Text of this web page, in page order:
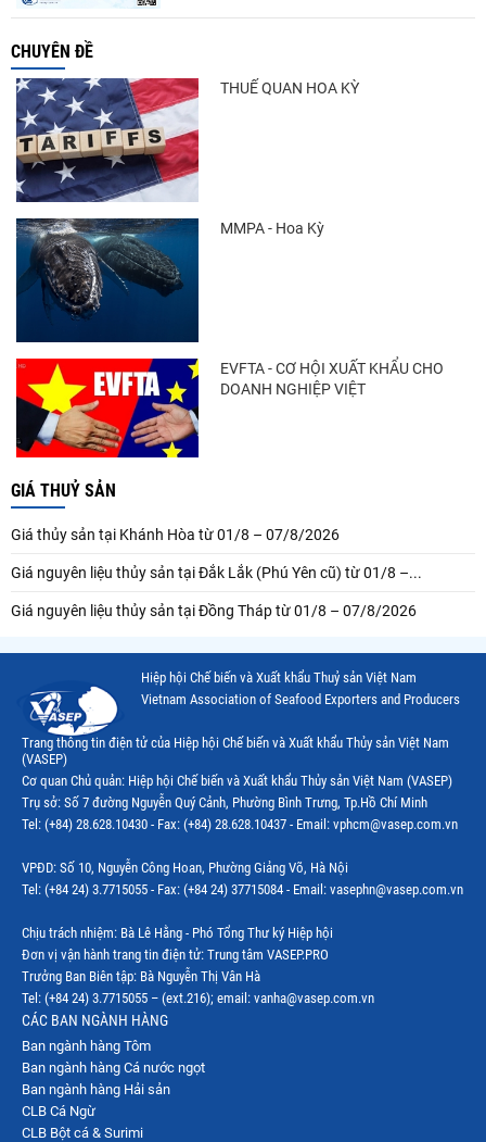
CHUYÊN ĐỀ
THUẾ QUAN HOA KỲ
MMPA - Hoa Kỳ
EVFTA - CƠ HỘI XUẤT KHẨU CHO
DOANH NGHIỆP VIỆT
GIÁ THUỶ SẢN
Giá thủy sản tại Khánh Hòa từ 01/8 – 07/8/2026
Giá nguyên liệu thủy sản tại Đắk Lắk (Phú Yên cũ) từ 01/8 –...
Giá nguyên liệu thủy sản tại Đồng Tháp từ 01/8 – 07/8/2026
Hiệp hội Chế biến và Xuất khẩu Thuỷ sản Việt Nam
Vietnam Association of Seafood Exporters and Producers
Trang thông tin điện tử của Hiệp hội Chế biến và Xuất khẩu Thủy sản Việt Nam
(VASEP)
Cơ quan Chủ quản: Hiệp hội Chế biến và Xuất khẩu Thủy sản Việt Nam (VASEP)
Trụ sở: Số 7 đường Nguyễn Quý Cảnh, Phường Bình Trưng, Tp.Hồ Chí Minh
Tel: (+84) 28.628.10430 - Fax: (+84) 28.628.10437 - Email: vphcm@vasep.com.vn
VPĐD: Số 10, Nguyễn Công Hoan, Phường Giảng Võ, Hà Nội
Tel: (+84 24) 3.7715055 - Fax: (+84 24) 37715084 - Email: vasephn@vasep.com.vn
Chịu trách nhiệm: Bà Lê Hằng - Phó Tổng Thư ký Hiệp hội
Đơn vị vận hành trang tin điện tử: Trung tâm VASEP.PRO
Trưởng Ban Biên tập: Bà Nguyễn Thị Vân Hà
Tel: (+84 24) 3.7715055 – (ext.216); email: vanha@vasep.com.vn
CÁC BAN NGÀNH HÀNG
Ban ngành hàng Tôm
Ban ngành hàng Cá nước ngọt
Ban ngành hàng Hải sản
CLB Cá Ngừ
CLB Bột cá & Surimi